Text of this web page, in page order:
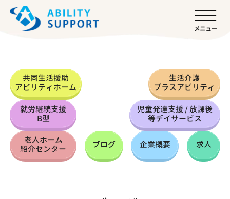
共同生活援助
アビリティホーム
生活介護
プラスアビリティ
就労継続支援
B型
児童発達支援 / 放課後
等デイサービス
老人ホーム
紹介センター
ブログ 企業概要 求人